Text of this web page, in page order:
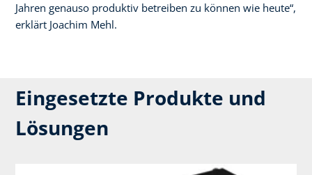
Jahren genauso produktiv betreiben zu können wie heute“,
erklärt Joachim Mehl.
Eingesetzte Produkte und
Lösungen